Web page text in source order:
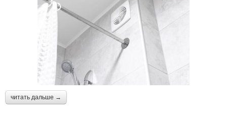
читать дальше →